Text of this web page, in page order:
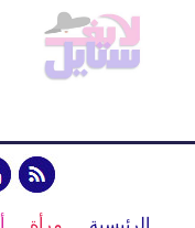
الرئيسية مرأة